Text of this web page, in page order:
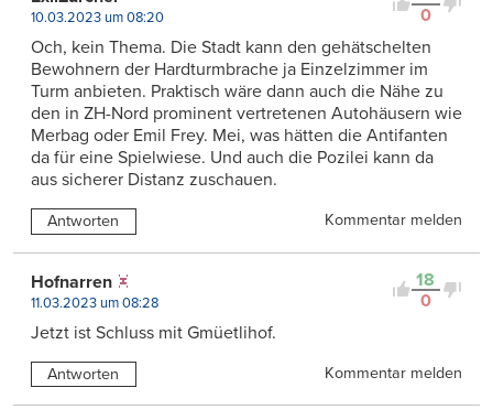
0
10.03.2023 um 08:20
Och, kein Thema. Die Stadt kann den gehätschelten
Bewohnern der Hardturmbrache ja Einzelzimmer im
Turm anbieten. Praktisch wäre dann auch die Nähe zu
den in ZH-Nord prominent vertretenen Autohäusern wie
Merbag oder Emil Frey. Mei, was hätten die Antifanten
da für eine Spielwiese. Und auch die Pozilei kann da
aus sicherer Distanz zuschauen.
Antworten Kommentar melden
18
0
Hofnarren
11.03.2023 um 08:28
Jetzt ist Schluss mit Gmüetlihof.
Antworten Kommentar melden